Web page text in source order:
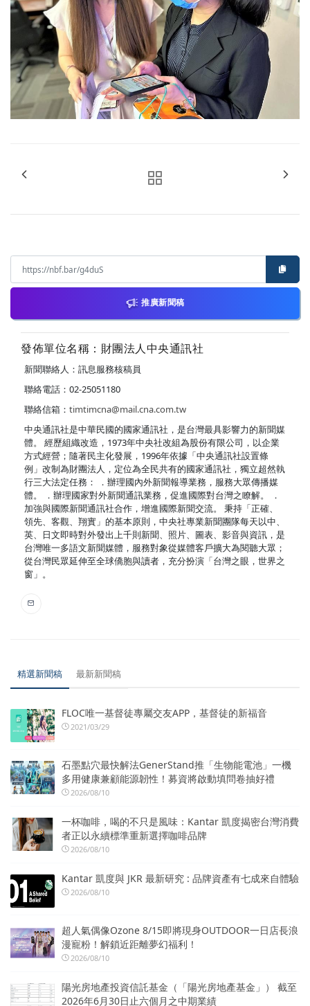
推廣新聞稿
發佈單位名稱：財團法人中央通訊社
新聞聯絡人：訊息服務核稿員
聯絡電話：02-25051180
聯絡信箱： timtimcna@mail.cna.com.tw
中央通訊社是中華民國的國家通訊社，是台灣最具影響力的新聞媒
體。 經歷組織改造，1973年中央社改組為股份有限公司，以企業
方式經營；隨著民主化發展，1996年依據「中央通訊社設置條
例」改制為財團法人，定位為全民共有的國家通訊社，獨立超然執
行三大法定任務： ．辦理國內外新聞報導業務，服務大眾傳播媒
體。 ．辦理國家對外新聞通訊業務，促進國際對台灣之瞭解。 ．
加強與國際新聞通訊社合作，增進國際新聞交流。 秉持「正確、
領先、客觀、翔實」的基本原則，中央社專業新聞團隊每天以中、
英、日文即時對外發出上千則新聞、照片、圖表、影音與資訊，是
台灣唯一多語文新聞媒體，服務對象從媒體客戶擴大為閱聽大眾；
從台灣民眾延伸至全球僑胞與讀者，充分扮演「台灣之眼，世界之
窗」。
精選新聞稿 最新新聞稿
FLOC唯一基督徒專屬交友APP，基督徒的新福音
2021/03/29
石墨點穴最快解法GenerStand推「生物能電池」一機
多用健康兼顧能源韌性！募資將啟動填問卷抽好禮
2026/08/10
一杯咖啡，喝的不只是風味：Kantar 凱度揭密台灣消費
者正以永續標準重新選擇咖啡品牌
2026/08/10
Kantar 凱度與 JKR 最新研究 : 品牌資產有七成來自體驗
2026/08/10
超人氣偶像Ozone 8/15即將現身OUTDOOR一日店長浪
漫寵粉！解鎖近距離夢幻福利！
2026/08/10
陽光房地產投資信託基金（「陽光房地產基金」） 截至
2026年6月30日止六個月之中期業績